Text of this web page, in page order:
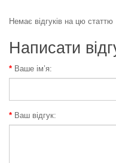
Немає відгуків на цю статтю
Написати
Ваше ім’я:
Ваш відгук: